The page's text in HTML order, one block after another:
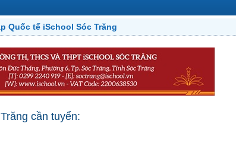
Quốc tế iSchool Sóc Trăng
cần tuyển: